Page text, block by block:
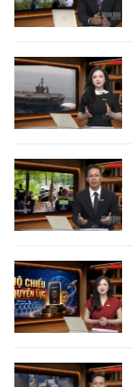
ENGLISH
中文
FRANÇAIS
ESPAÑOL
한국어